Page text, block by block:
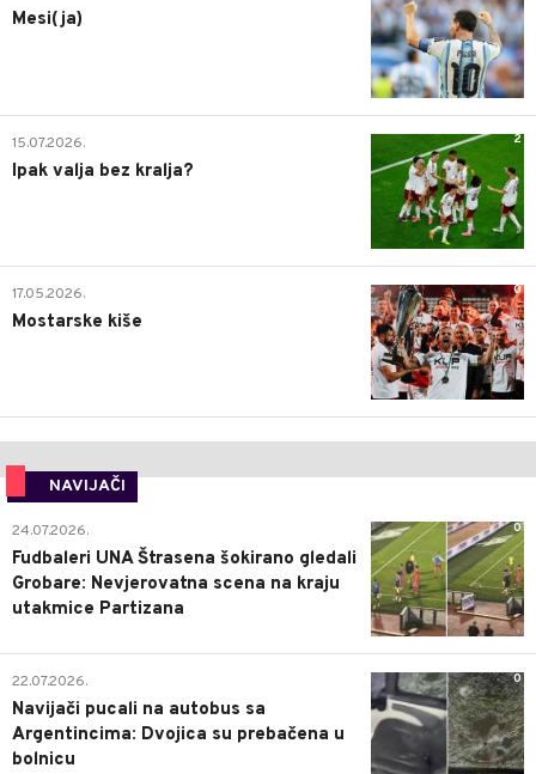
Mesi(ja)
2
15.07.2026.
Ipak valja bez kralja?
0
17.05.2026.
Mostarske kiše
NAVIJAČI
0
24.07.2026.
Fudbaleri UNA Štrasena šokirano gledali
Grobare: Nevjerovatna scena na kraju
utakmice Partizana
0
22.07.2026.
Navijači pucali na autobus sa
Argentincima: Dvojica su prebačena u
bolnicu